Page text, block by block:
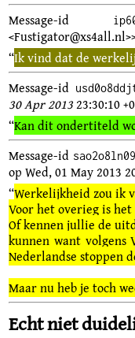
Message-id
“Ik vind dat de
Message-id
30 Apr 201323:30:10
“Kan dit ondertiteld
Message-id
op Wed, 01 May 2013
“Werkelijkheid zou ik
Voor het overieg is
Of kennen jullie de
kunnen want volgens
Nederlandse stoppen
Maar nu heb je toch
Echt niet